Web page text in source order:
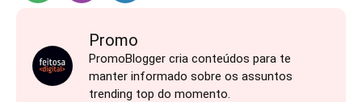
Promo
PromoBlogger cria conteúdos para te
manter informado sobre os assuntos
trending top do momento.